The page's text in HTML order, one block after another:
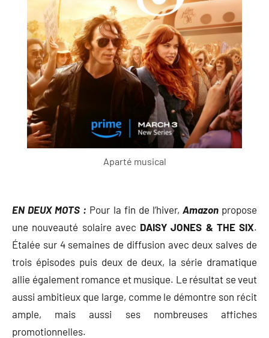
Aparté musical
EN DEUX MOTS : Pour la fin de l’hiver, Amazonpropose
une nouveauté solaire avec DAISY JONES & THE SIX.
Étalée sur 4 semaines de diffusion avec deux salves de
trois épisodes puis deux de deux, la série dramatique
allie également romance et musique. Le résultat se veut
aussi ambitieux que large, comme le démontre son récit
ample, mais aussi ses nombreuses affiches
promotionnelles.